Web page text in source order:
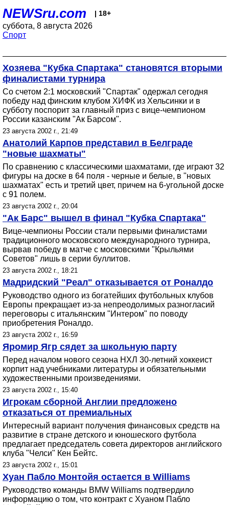
NEWSru.com | 18+
суббота, 8 августа 2026
Спорт
Хозяева "Кубка Спартака" становятся вторыми
финалистами турнира
Со счетом 2:1 московский "Спартак" одержал сегодня
победу над финским клубом ХИФК из Хельсинки и в
субботу поспорит за главный приз с вице-чемпионом
России казанским "Ак Барсом".
23 августа 2002 г., 21:49
Анатолий Карпов представил в Белграде
"новые шахматы"
По сравнению с классическими шахматами, где играют 32
фигуры на доске в 64 поля - черные и белые, в "новых
шахматах" есть и третий цвет, причем на 6-угольной доске
с 91 полем.
23 августа 2002 г., 20:04
"Ак Барс" вышел в финал "Кубка Спартака"
Вице-чемпионы России стали первыми финалистами
традиционного московского международного турнира,
вырвав победу в матче с московскими "Крыльями
Советов" лишь в серии буллитов.
23 августа 2002 г., 18:21
Мадридский "Реал" отказывается от Роналдо
Руководство одного из богатейших футбольных клубов
Европы прекращает из-за непреодолимых разногласий
переговоры с итальянским "Интером" по поводу
приобретения Роналдо.
23 августа 2002 г., 16:59
Яромир Ягр сядет за школьную парту
Перед началом нового сезона НХЛ 30-летний хоккеист
корпит над учебниками литературы и обязательными
художественными произведениями.
23 августа 2002 г., 15:40
Игрокам сборной Англии предложено
отказаться от премиальных
Интересный вариант получения финансовых средств на
развитие в стране детского и юношеского футбола
предлагает председатель совета директоров английского
клуба "Челси" Кен Бейтс.
23 августа 2002 г., 15:01
Хуан Пабло Монтойя остается в Williams
Руководство команды BMW Williams подтвердило
информацию о том, что контракт с Хуаном Пабло